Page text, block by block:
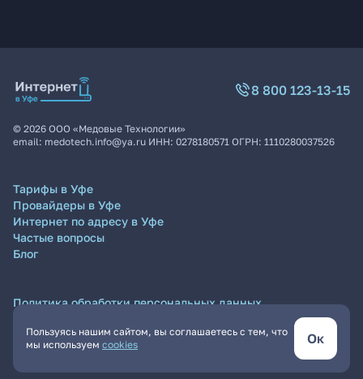
Пользуясь нашим сайтом, вы соглашаетесь с тем, что
мы используем cookies Ок
8 800 123-13-15
© 2026 ООО «Медовые Технологии»
email: medotech.info@ya.ru ИНН: 0278180571 ОГРН: 1110280037526
Тарифы в Уфе
Провайдеры в Уфе
Интернет по адресу в Уфе
Частые вопросы
Блог
Политика обработки персональных данных
Пользовательское соглашение